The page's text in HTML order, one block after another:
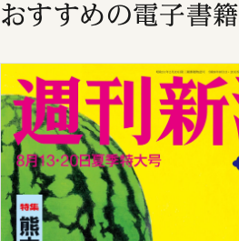
おすすめの電子書籍